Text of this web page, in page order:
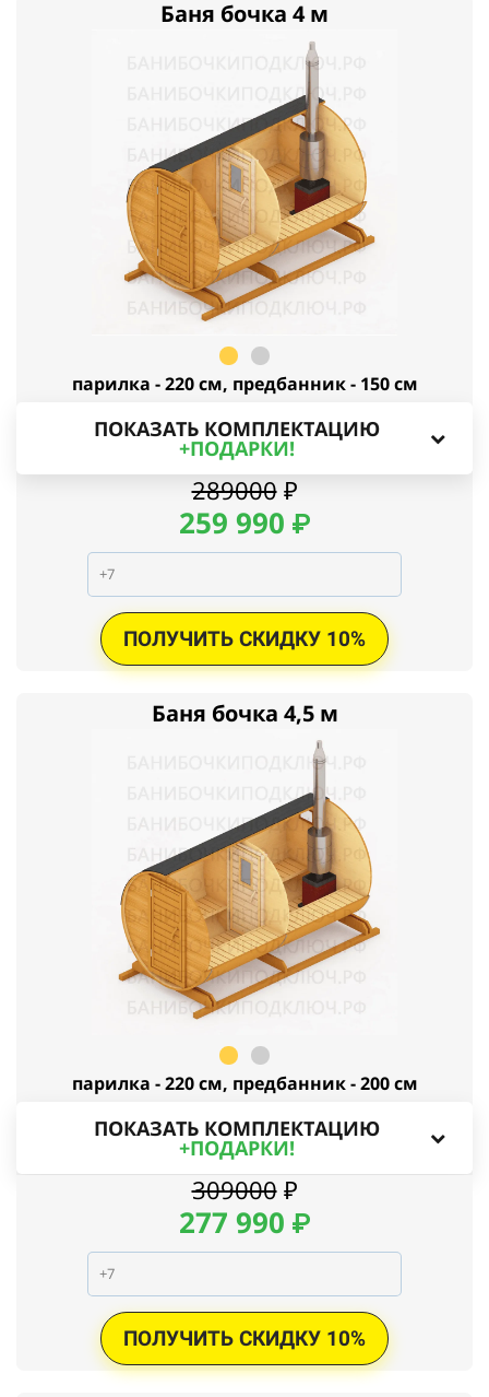
Баня бочка 4 м
парилка - 220 см, предбанник - 150 см
ПОКАЗАТЬ КОМПЛЕКТАЦИЮ
+ПОДАРКИ!
289000 ₽
259 990 ₽
ПОЛУЧИТЬ СКИДКУ 10%
Баня бочка 4,5 м
парилка - 220 см, предбанник - 200 см
ПОКАЗАТЬ КОМПЛЕКТАЦИЮ
+ПОДАРКИ!
309000 ₽
277 990 ₽
ПОЛУЧИТЬ СКИДКУ 10%